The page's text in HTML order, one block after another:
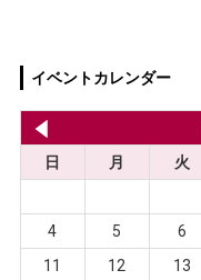
イベントカレンダー
日
月 火
4
5 6
11
12 13